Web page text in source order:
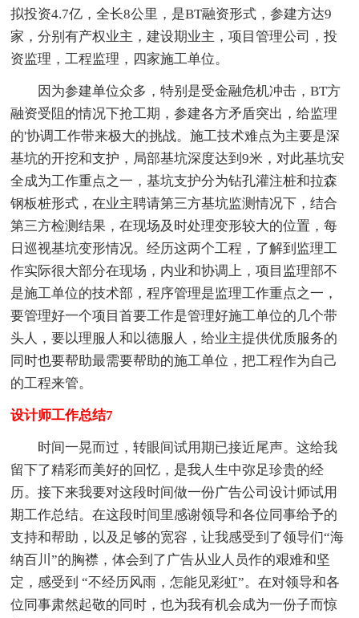
拟投资4.7亿，全长8公里，是BT融资形式，参建方达9
家，分别有产权业主，建设期业主，项目管理公司，投
资监理，工程监理，四家施工单位。
因为参建单位众多，特别是受金融危机冲击，BT方
融资受阻的情况下抢工期，参建各方矛盾突出，给监理
的'协调工作带来极大的挑战。施工技术难点为主要是深
基坑的开挖和支护，局部基坑深度达到9米，对此基坑安
全成为工作重点之一，基坑支护分为钻孔灌注桩和拉森
钢板桩形式，在业主聘请第三方基坑监测情况下，结合
第三方检测结果，在现场及时处理变形较大的位置，每
日巡视基坑变形情况。经历这两个工程，了解到监理工
作实际很大部分在现场，内业和协调上，项目监理部不
是施工单位的技术部，程序管理是监理工作重点之一，
要管理好一个项目首要工作是管理好施工单位的几个带
头人，要以理服人和以德服人，给业主提供优质服务的
同时也要帮助最需要帮助的施工单位，把工程作为自己
的工程来管。
设计师工作总结7
时间一晃而过，转眼间试用期已接近尾声。这给我
留下了精彩而美好的回忆，是我人生中弥足珍贵的经
历。接下来我要对这段时间做一份广告公司设计师试用
期工作总结。在这段时间里感谢领导和各位同事给予的
支持和帮助，以及足够的宽容，让我感受到了领导们“海
纳百川”的胸襟，体会到了广告从业人员作的艰难和坚
定，感受到 “不经历风雨，怎能见彩虹”。在对领导和各
位同事肃然起敬的同时，也为我有机会成为一份子而惊